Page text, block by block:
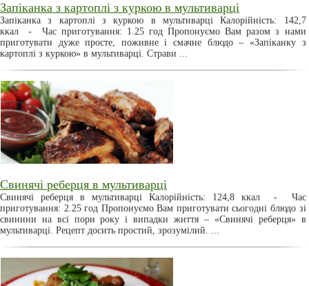
Запіканка з картоплі з куркою в мультиварці
Запіканка з картоплі з куркою в мультиварці Калорійність: 142,7
ккал - Час приготування: 1.25 год Пропонуємо Вам разом з нами
приготувати дуже просте, поживне і смачне блюдо – «Запіканку з
картоплі з куркою» в мультиварці. Страви ...
Свинячі реберця в мультиварці
Свинячі реберця в мультиварці Калорійність: 124,8 ккал - Час
приготування: 2.25 год Пропонуємо Вам приготувати сьогодні блюдо зі
свинини на всі пори року і випадки життя – «Свинячі реберця» в
мультиварці. Рецепт досить простий, зрозумілий. ...